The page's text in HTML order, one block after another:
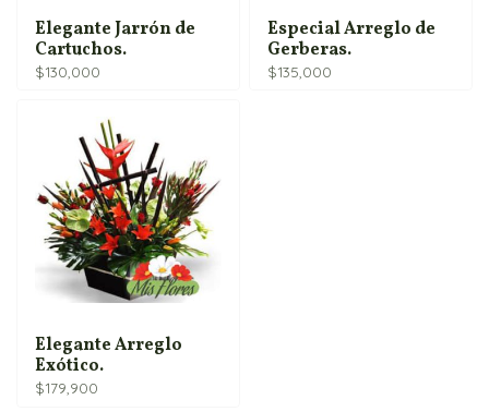
Elegante Jarrón de
Cartuchos.
$130,000
Especial Arreglo de
Gerberas.
$135,000
Elegante Arreglo
Exótico.
$179,900